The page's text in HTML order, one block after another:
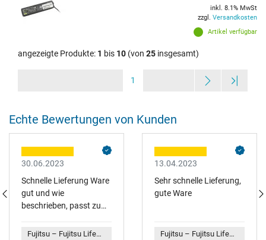
Artikel verfügbar
inkl. 8.1% MwSt
zzgl. Versandkosten
angezeigte Produkte: 1 bis 10 (von 25 insgesamt)
1
Echte Bewertungen von Kunden
30.06.2023
Schnelle Lieferung Ware
gut und wie
beschrieben, passt zum
Fujitsu – Fujitsu LifeBook E754 Original Netzteil 90 Watt
13.04.2023
Sehr schnelle Lieferung,
gute Ware
Fujitsu – Fujitsu LifeBook A359 Original Netzteil 65 Watt lange Bauform